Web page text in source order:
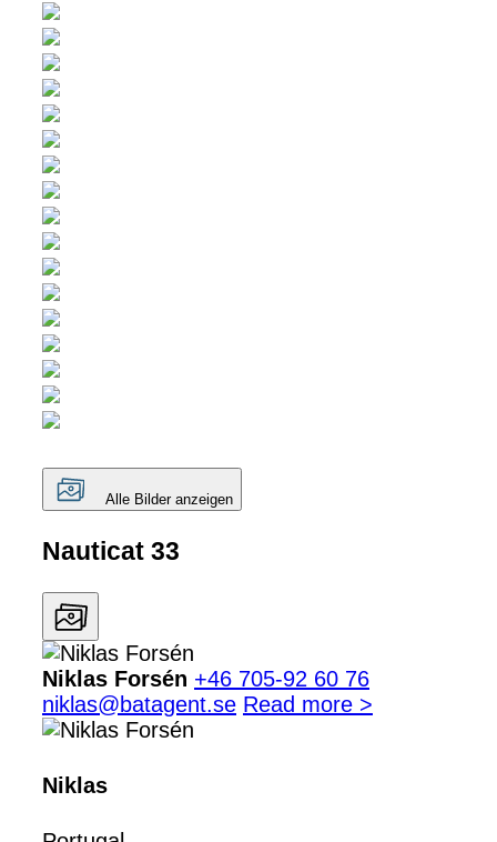
Alle Bilder anzeigen
Nauticat 33
Niklas Forsén +46 705-92 60 76
niklas@batagent.se Read more >
Niklas